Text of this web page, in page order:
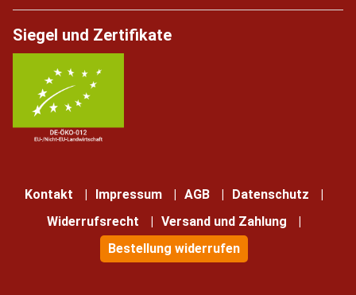
Siegel und Zertifikate
Kontakt Impressum AGB
Datenschutz
Widerrufsrecht
Versand und Zahlung
Bestellung widerrufen